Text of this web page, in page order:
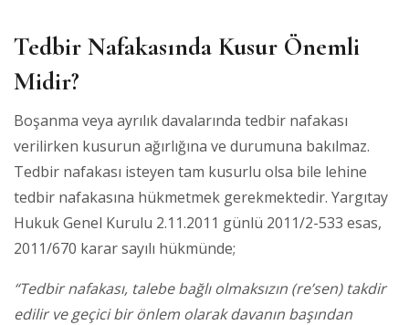
Tedbir Nafakasında Kusur Önemli
Midir?
Boşanma veya ayrılık davalarında tedbir nafakası
verilirken kusurun ağırlığına ve durumuna bakılmaz.
Tedbir nafakası isteyen tam kusurlu olsa bile lehine
tedbir nafakasına hükmetmek gerekmektedir. Yargıtay
Hukuk Genel Kurulu 2.11.2011 günlü 2011/2-533 esas,
2011/670 karar sayılı hükmünde;
“Tedbir nafakası, talebe bağlı olmaksızın (re’sen) takdir
edilir ve geçici bir önlem olarak davanın başından